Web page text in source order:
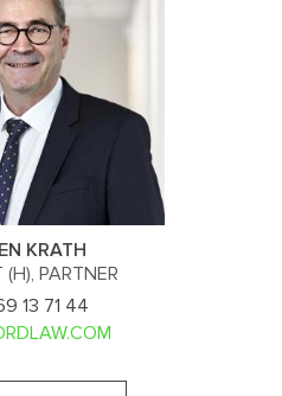
KRATH
PARTNER
13 71 44